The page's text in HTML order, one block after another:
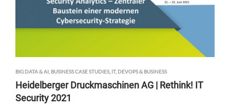
BIG DATA & AI BUSINESS CASE STUDIES, IT, DEVOPS & BUSINESS
Heidelberger Druckmaschinen AG | Rethink! IT
Security 2021